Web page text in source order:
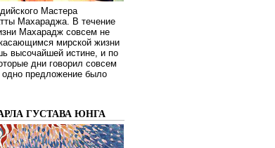
Мастера
Махараджа. В течение
Махарадж совсем не
мирской жизни
высочайшей истине, и по
дни говорил совсем
предложение было
ГУСТАВА ЮНГА